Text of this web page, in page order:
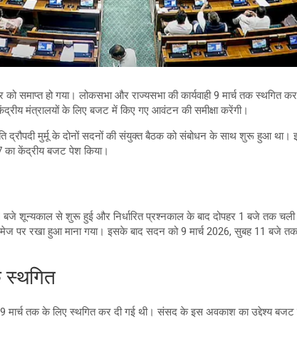
हो गया। लोकसभा और राज्यसभा की कार्यवाही 9 मार्च तक स्थगित
मंत्रालयों के लिए बजट में किए गए आवंटन की समीक्षा करेंगी।
द्रौपदी मुर्मू के दोनों सदनों की संयुक्त बैठक को संबोधन के साथ शुरू हुआ था।
का केंद्रीय बजट पेश किया।
बजे शून्यकाल से शुरू हुई और निर्धारित प्रश्नकाल के बाद दोपहर 1 बजे तक
पर रखा हुआ माना गया। इसके बाद सदन को 9 मार्च 2026, सुबह 11 बजे तक
स्थगित
9 मार्च तक के लिए स्थगित कर दी गई थी। संसद के इस अवकाश का उद्देश्य बजट